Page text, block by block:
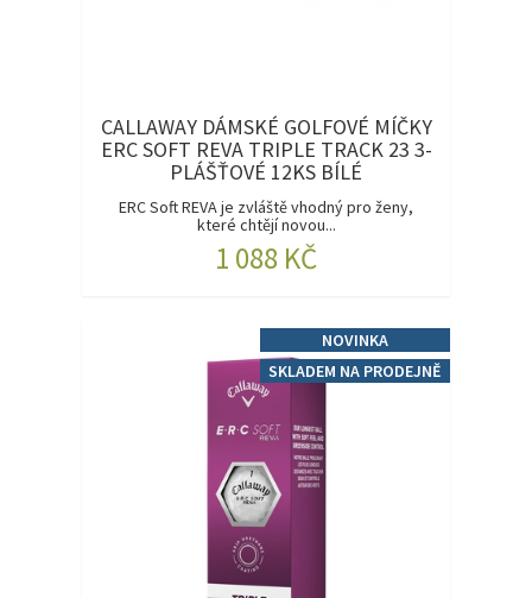
CALLAWAY DÁMSKÉ GOLFOVÉ MÍČKY
ERC SOFT REVA TRIPLE TRACK 23 3-
PLÁŠŤOVÉ 12KS BÍLÉ
ERC Soft REVA je zvláště vhodný pro ženy,
které chtějí novou...
1 088 KČ
NOVINKA
SKLADEM NA PRODEJNĚ